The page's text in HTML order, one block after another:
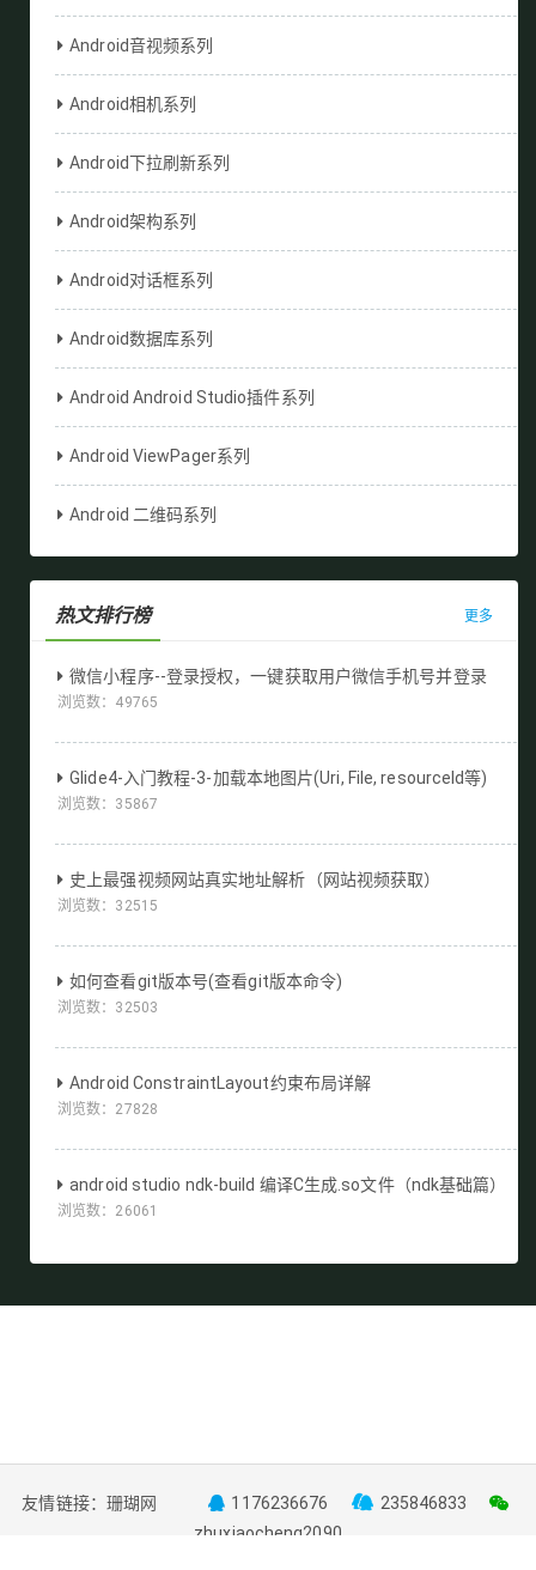
Android音视频系列
Android相机系列
Android下拉刷新系列
Android架构系列
Android对话框系列
Android数据库系列
Android Android Studio插件系列
Android ViewPager系列
Android 二维码系列
热文排行榜 更多
微信小程序--登录授权，一键获取用户微信手机号并登录
浏览数： 49765
Glide4-入门教程-3-加载本地图片(Uri, File, resourceId等)
浏览数： 35867
史上最强视频网站真实地址解析（网站视频获取）
浏览数： 32515
如何查看git版本号(查看git版本命令)
浏览数： 32503
Android ConstraintLayout约束布局详解
浏览数： 27828
android studio ndk-build 编译C生成.so文件（ndk基础篇）
浏览数： 26061
友情链接： 珊瑚网 1176236676
235846833
zhuxiaocheng2090